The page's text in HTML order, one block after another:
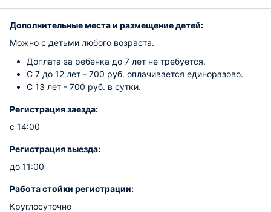
Дополнительные места и размещение детей:
Можно с детьми любого возраста.
Доплата за ребенка до 7 лет не требуется.
С 7 до 12 лет - 700 руб. оплачивается единоразово.
С 13 лет - 700 руб. в сутки.
Регистрация заезда:
с 14:00
Регистрация выезда:
до 11:00
Работа стойки регистрации:
Круглосуточно